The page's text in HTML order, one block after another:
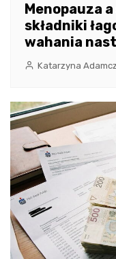
Menopauza
składniki
wahania
Katarzyna